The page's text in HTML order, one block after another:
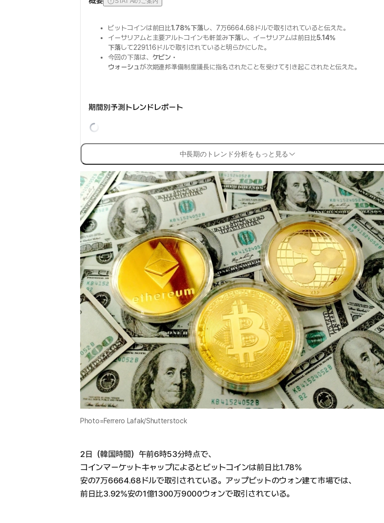
ビットコインは前日比1.78%下落し、7万6664.68ドルで取引されていると伝えた。
イーサリアムと主要アルトコインも軒並み下落し、イーサリアムは前日比5.14%
下落して2291.16ドルで取引されていると明らかにした。
今回の下落は、 ケビン・
ウォーシュが次期連邦準備制度議長に指名されたことを受けて引き起こされたと伝えた。
期間別予測トレンドレポート
中長期のトレンド分析をもっと見る
Photo=Ferrero Lafak/Shutterstock
2日（韓国時間）午前6時53分時点で、
コインマーケットキャップによるとビットコインは前日比1.78%
安の7万6664.68ドルで取引されている。アップビットのウォン建て市場では、
前日比3.92%安の1億1300万9000ウォンで取引されている。